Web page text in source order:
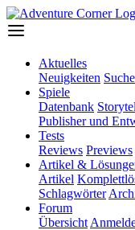
Aktuelles
Neuigkeiten Suche
Spiele
Datenbank
Publisher und
Tests
Reviews Previews
Artikel &
Artikel
Schlagwörter
Forum
Übersicht